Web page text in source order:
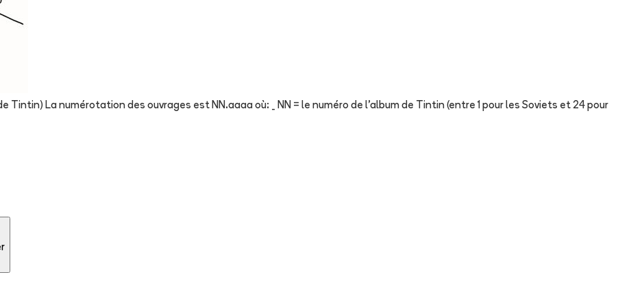
La numérotation des ouvrages est NN.aaaa où: _ NN = le numéro de l'album de Tintin (entre 1 pour les Soviets et 24 pour